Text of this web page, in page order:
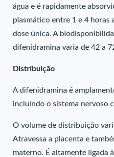
água e é rapidamente
plasmático entre 1 e 4 horas
dose única. A
difenidramina varia de 42 a
Distribuição
A difenidramina é
incluindo o sistema nervoso
O volume de distribuição
Atravessa a placenta e
materno. É altamente ligada